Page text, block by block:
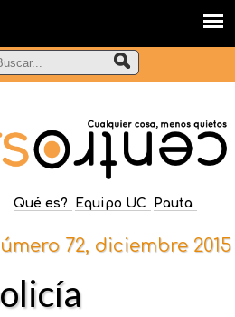
Qué es? Equipo UC Pauta
72, diciembre 2015